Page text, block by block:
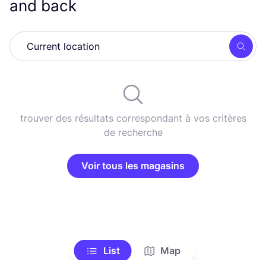
and back
trouver des résultats correspondant à vos critères
de recherche
Voir tous les magasins
List Map